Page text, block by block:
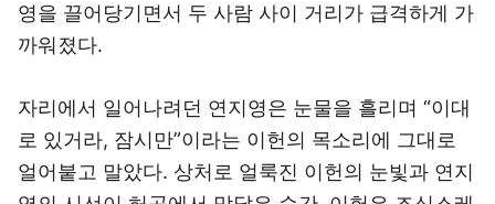
영을 끌어당기면서 두 사람 사이 거리가 급격하게 가
까워졌다.
자리에서 일어나려던 연지영은 눈물을 흘리며 “이대
로 있거라, 잠시만”이라는 이헌의 목소리에 그대로
얼어붙고 말았다. 상처로 얼룩진 이헌의 눈빛과 연지